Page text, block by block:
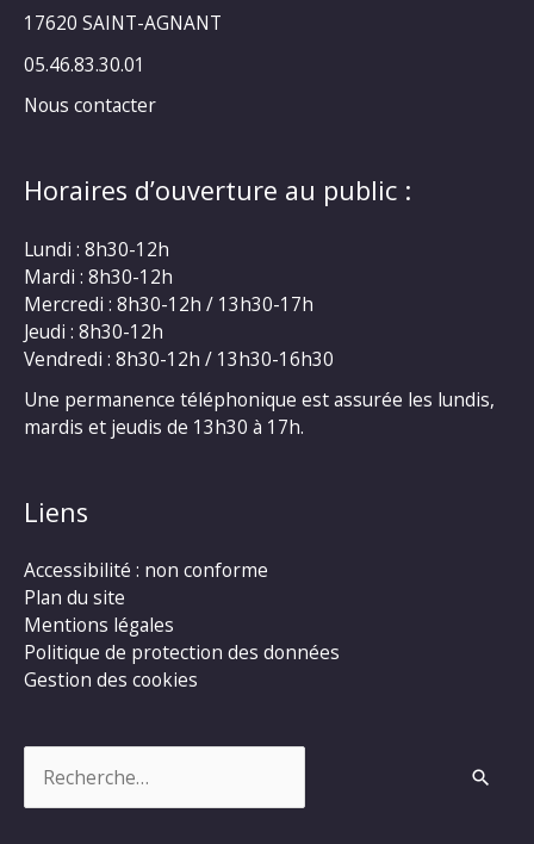
17620 SAINT-AGNANT
05.46.83.30.01
Nous contacter
Horaires d’ouverture au public :
Lundi : 8h30-12h
Mardi : 8h30-12h
Mercredi : 8h30-12h / 13h30-17h
Jeudi : 8h30-12h
Vendredi : 8h30-12h / 13h30-16h30
Une permanence téléphonique est assurée les lundis,
mardis et jeudis de 13h30 à 17h.
Liens
Accessibilité : non conforme
Plan du site
Mentions légales
Politique de protection des données
Gestion des cookies